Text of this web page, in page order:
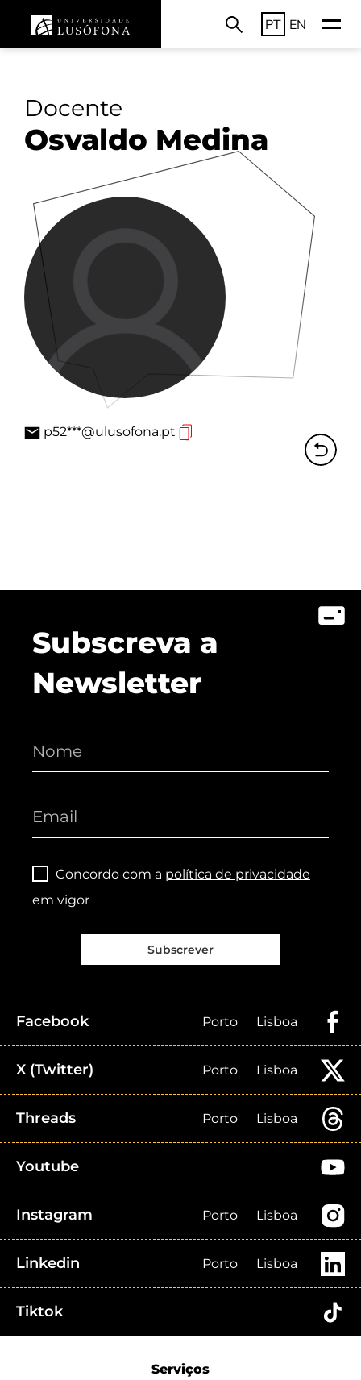
PT EN
Docente
Osvaldo Medina
p52***@ulusofona.pt
Subscreva a
Newsletter
Concordo com a política de privacidade
em vigor
Subscrever
Facebook Porto Lisboa
X (Twitter) Porto Lisboa
Threads Porto Lisboa
Youtube
Instagram Porto Lisboa
Linkedin Porto Lisboa
Tiktok
Serviços